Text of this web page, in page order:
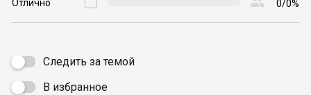
Отлично  0/0%
Следить за темой
 В избранное